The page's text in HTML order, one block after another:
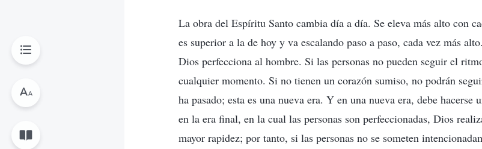
La obra del Espíritu Santo cambia día a día. Se eleva más alto con
es superior a la de hoy y va escalando paso a paso, cada vez más
Dios perfecciona al hombre. Si las personas no pueden seguir el
cualquier momento. Si no tienen un corazón sumiso, no podrán
ha pasado; esta es una nueva era. Y en una nueva era, debe hacerse
en la era final, en la cual las personas son perfeccionadas, Dios
mayor rapidez; por tanto, si las personas no se someten